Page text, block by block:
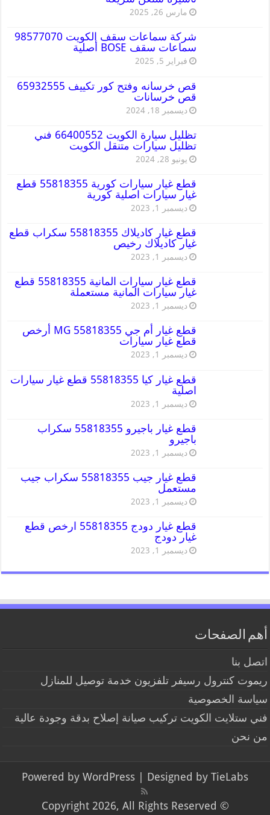
مارس 26, 2025
شركة سماعات سقف الكويت 98577070
سماعات سقف BOSE أصلية
فبراير 5, 2025
قص خرسانه وفتح كور تكييف 65932555
قص خرسانات
ديسمبر 18, 2024
تظليل سيارة الكويت 66400552 فني
تظليل سيارات متنقل الكويت
يونيو 28, 2024
قطع غيار سيارات كورية 55818355 قطع
غيار سيارات اصلية كورية
ديسمبر 1, 2023
قطع غيار كاديلاك 55818355 سكراب قطع
غيار كاديلاك رخيص
ديسمبر 1, 2023
قطع غيار سيارات المانية 55818355 قطع
غيار سيارات المانية مستعملة
ديسمبر 1, 2023
قطع غيار أم جي MG 55818355 أرخص
قطع غيار سيارات
ديسمبر 1, 2023
قطع غيار كيا 55818355 قطع غيار سيارات
اصلية
ديسمبر 1, 2023
قطع غيار باجيرو 55818355 سكراب
باجيرو
ديسمبر 1, 2023
قطع غيار جيب 55818355 سكراب جيب
مستعمل
ديسمبر 1, 2023
قطع غيار دودج 55818355 ارخص قطع
غيار دودج
ديسمبر 1, 2023
أهم الصفحات
اتصل بنا
ريموت كنترول رسيفر تلفزيون خدمة توصيل للمنازل
سياسة الخصوصية
فني ستلايت الكويت تركيب صيانة إصلاح بدقة وجودة عالية
من نحن
Powered by WordPress | Designed by TieLabs
© Copyright 2026, All Rights Reserved